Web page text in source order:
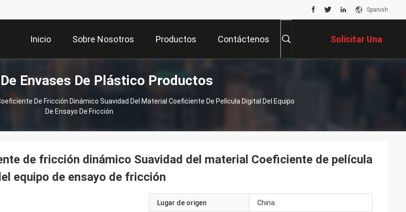
Spanish
Inicio Sobre Nosotros Productos Contáctenos Solicitar Una
Cotización
Envases De Plástico Productos
De Fricción Dinámico Suavidad Del Material Coeficiente De Película Digital Del Equipo
De Ensayo De Fricción
de fricción dinámico Suavidad del material Coeficiente de película
equipo de ensayo de fricción
Lugar de origen China.